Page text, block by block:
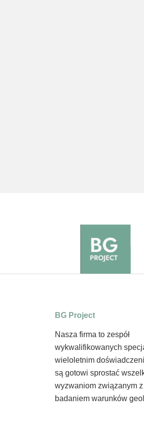
BG Project
Nasza firma to zespół
wykwalifikowanych
wieloletnim
są gotowi sprostać
wyzwaniom związanym
badaniem warunków